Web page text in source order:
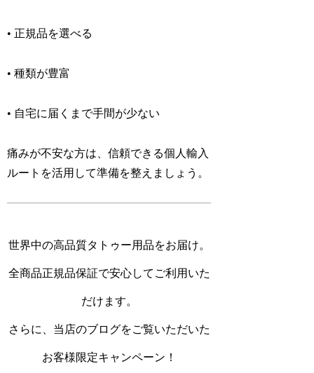
• 正規品を選べる
• 種類が豊富
• 自宅に届くまで手間が少ない
痛みが不安な方は、信頼できる個人輸入
ルートを活用して準備を整えましょう。
世界中の高品質タトゥー用品をお届け。
全商品正規品保証で安心してご利用いた
だけます。
さらに、当店のブログをご覧いただいた
お客様限定キャンペーン！